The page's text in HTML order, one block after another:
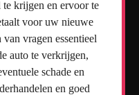
te krijgen en ervoor te
voor uw nieuwe
vragen essentieel
auto te verkrijgen,
schade en
en goed